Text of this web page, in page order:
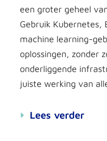
een groter geheel
Gebruik Kubernetes,
machine learning-
oplossingen, zonder
onderliggende
juiste werking van
Lees verder